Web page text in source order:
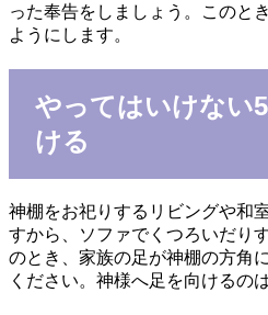
った奉告をしましょう。このと
ようにします。
やってはいけない
ける
神棚をお祀りするリビングや和
すから、ソファでくつろいだり
のとき、家族の足が神棚の方角
ください。神様へ足を向けるの